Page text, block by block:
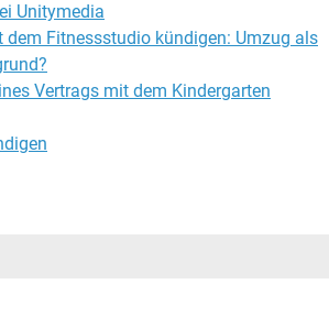
Unitymedia
Fitnessstudio kündigen: Umzug als
Vertrags mit dem Kindergarten